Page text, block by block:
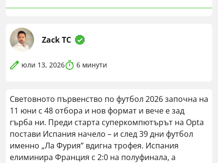
Zack TC
юли 13, 2026 6 минути
Световното първенство по футбол 2026 започна на
11 юни с 48 отбора и нов формат и вече е зад
гърба ни. Преди старта суперкомпютърът на Opta
постави Испания начело – и след 39 дни футбол
именно „Ла Фурия” вдигна трофея. Испания
елиминира Франция с 2:0 на полуфинала, а